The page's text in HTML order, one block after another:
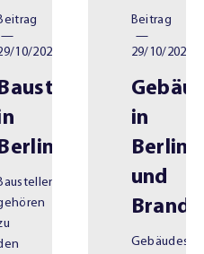
—
10/2025
Beitrag
—
29/10/2025
in
Berlin
und